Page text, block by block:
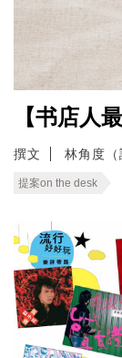
【书店人
撰文 林角度（
提案on the desk